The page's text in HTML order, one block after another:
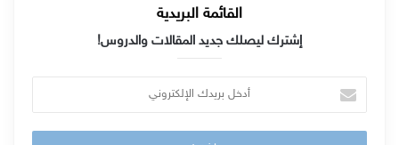
القائمة البريدية
إشترك ليصلك جديد المقالات والدروس!
د
خ